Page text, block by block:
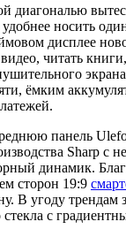
диагональю
удобнее носить
дисплее
читать
экрана
ёмким
панель
Sharp с
динамик.
сторон 19:9
В угоду трендам
с